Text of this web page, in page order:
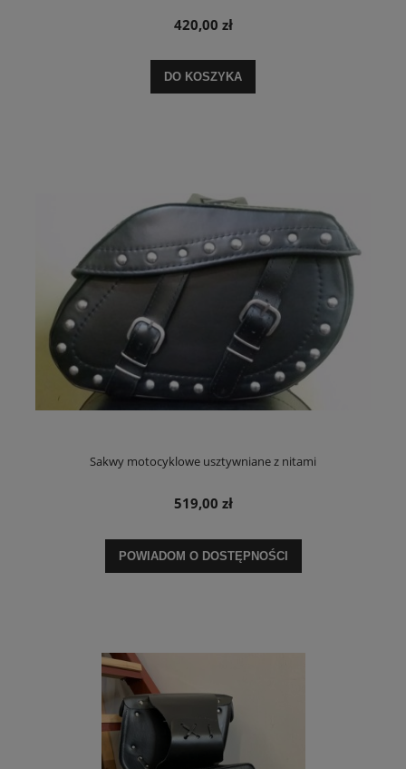
420,00 zł
DO KOSZYKA
Sakwy motocyklowe usztywniane z nitami
519,00 zł
POWIADOM O DOSTĘPNOŚCI